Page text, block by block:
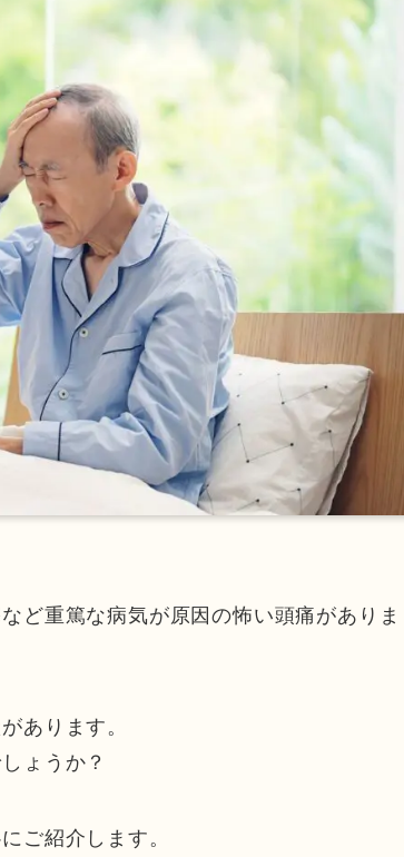
ど重篤な病気が原因の怖い頭痛がありま
あります。
ょうか？
ご紹介します。